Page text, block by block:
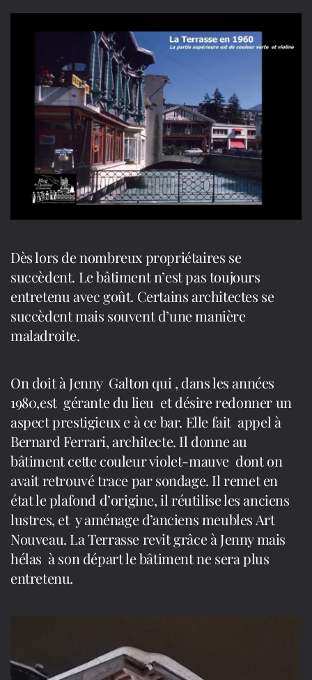
Dès lors de nombreux propriétaires se
succèdent. Le bâtiment n’est pas toujours
entretenu avec goût. Certains architectes se
succèdent mais souvent d’une manière
maladroite.
On doit à Jenny Galton qui , dans les années
1980,est gérante du lieu et désire redonner un
aspect prestigieux e à ce bar. Elle fait appel à
Bernard Ferrari, architecte. Il donne au
bâtiment cette couleur violet-mauve dont on
avait retrouvé trace par sondage. Il remet en
état le plafond d’origine, il réutilise les anciens
lustres, et y aménage d’anciens meubles Art
Nouveau. La Terrasse revit grâce à Jenny mais
hélas à son départ le bâtiment ne sera plus
entretenu.